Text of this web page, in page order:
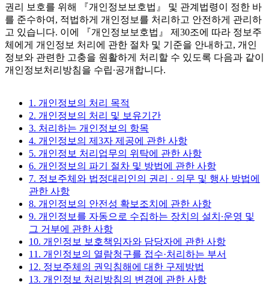
권리 보호를 위해 『개인정보보호법』 및 관계법령이 정한 바
를 준수하여, 적법하게 개인정보를 처리하고 안전하게 관리하
고 있습니다. 이에 『개인정보보호법』 제30조에 따라 정보주
체에게 개인정보 처리에 관한 절차 및 기준을 안내하고, 개인
정보와 관련한 고충을 원활하게 처리할 수 있도록 다음과 같이
개인정보처리방침을 수립∙공개합니다.
1. 개인정보의 처리 목적
2. 개인정보의 처리 및 보유기간
3. 처리하는 개인정보의 항목
4. 개인정보의 제3자 제공에 관한 사항
5. 개인정보 처리업무의 위탁에 관한 사항
6. 개인정보의 파기 절차 및 방법에 관한 사항
7. 정보주체와 법정대리인의 권리 · 의무 및 행사 방법에
관한 사항
8. 개인정보의 안전성 확보조치에 관한 사항
9. 개인정보를 자동으로 수집하는 장치의 설치∙운영 및
그 거부에 관한 사항
10. 개인정보 보호책임자와 담당자에 관한 사항
11. 개인정보의 열람청구를 접수·처리하는 부서
12. 정보주체의 권익침해에 대한 구제방법
13. 개인정보 처리방침의 변경에 관한 사항